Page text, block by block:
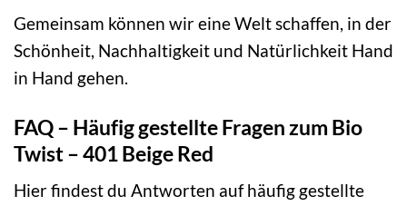
Gemeinsam können wir eine Welt schaffen, in der
Schönheit, Nachhaltigkeit und Natürlichkeit Hand
in Hand gehen.
FAQ – Häufig gestellte Fragen zum Bio
Twist – 401 Beige Red
Hier findest du Antworten auf häufig gestellte